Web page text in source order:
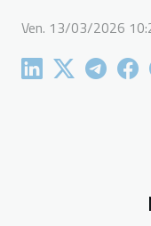
Ven. 13/03/2026